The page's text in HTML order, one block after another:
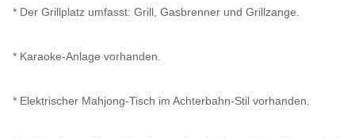
* Der Grillplatz umfasst: Grill, Gasbrenner und Grillzange.
* Karaoke-Anlage vorhanden.
* Elektrischer Mahjong-Tisch im Achterbahn-Stil vorhanden.